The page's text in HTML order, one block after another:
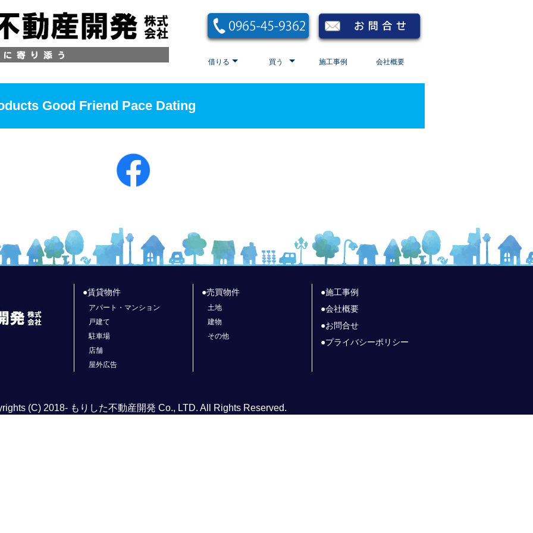
借りる 買う 施工事例 会社概要
Good Friend Pace Dating
賃貸物件
アパート・マンション
戸建て
駐車場
店舗
屋外広告
売買物件
土地
建物
その他
施工事例
会社概要
お問合せ
プライバシーポリシー
(C) 2018- もりした不動産開発 Co., LTD. All Rights Reserved.